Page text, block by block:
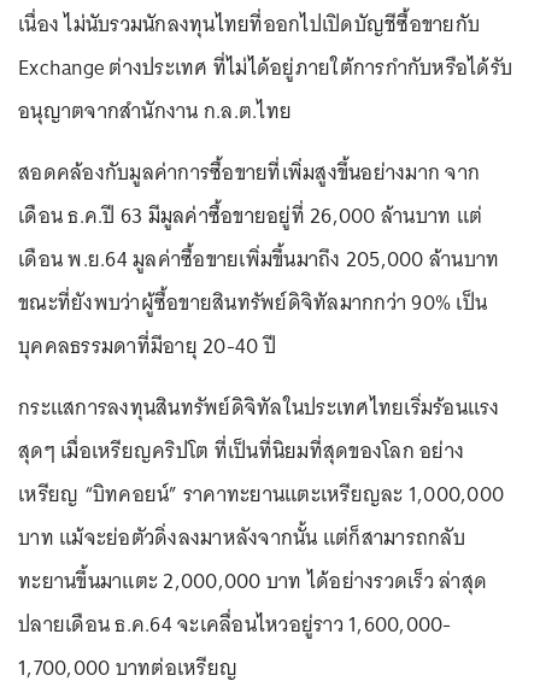
เนื่อง ไม่นับรวมนักลงทุนไทยที่ออกไปเปิดบัญชีซื้อขายกับ
Exchange ต่างประเทศ ที่ไม่ได้อยู่ภายใต้การกำกับหรือได้รับ
อนุญาตจากสำนักงาน ก.ล.ต.ไทย
สอดคล้องกับมูลค่าการซื้อขายที่เพิ่มสูงขึ้นอย่างมาก จาก
เดือน ธ.ค.ปี 63 มีมูลค่าซื้อขายอยู่ที่ 26,000 ล้านบาท แต่
เดือน พ.ย.64 มูลค่าซื้อขายเพิ่มขึ้นมาถึง 205,000 ล้านบาท
ขณะที่ยังพบว่าผู้ซื้อขายสินทรัพย์ดิจิทัลมากกว่า 90% เป็น
บุคคลธรรมดาที่มีอายุ 20-40 ปี
กระแสการลงทุนสินทรัพย์ดิจิทัลในประเทศไทยเริ่มร้อนแรง
สุดๆ เมื่อเหรียญคริปโต ที่เป็นที่นิยมที่สุดของโลก อย่าง
เหรียญ “บิทคอยน์” ราคาทะยานแตะเหรียญละ 1,000,000
บาท แม้จะย่อตัวดิ่งลงมาหลังจากนั้น แต่ก็สามารถกลับ
ทะยานขึ้นมาแตะ 2,000,000 บาท ได้อย่างรวดเร็ว ล่าสุด
ปลายเดือน ธ.ค.64 จะเคลื่อนไหวอยู่ราว 1,600,000-
1,700,000 บาทต่อเหรียญ